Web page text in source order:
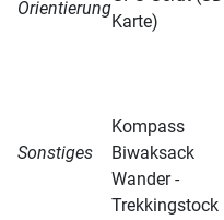
Orientierung
Karte)
Kompass
Sonstiges
Biwaksack
Wander -
Trekkingstock